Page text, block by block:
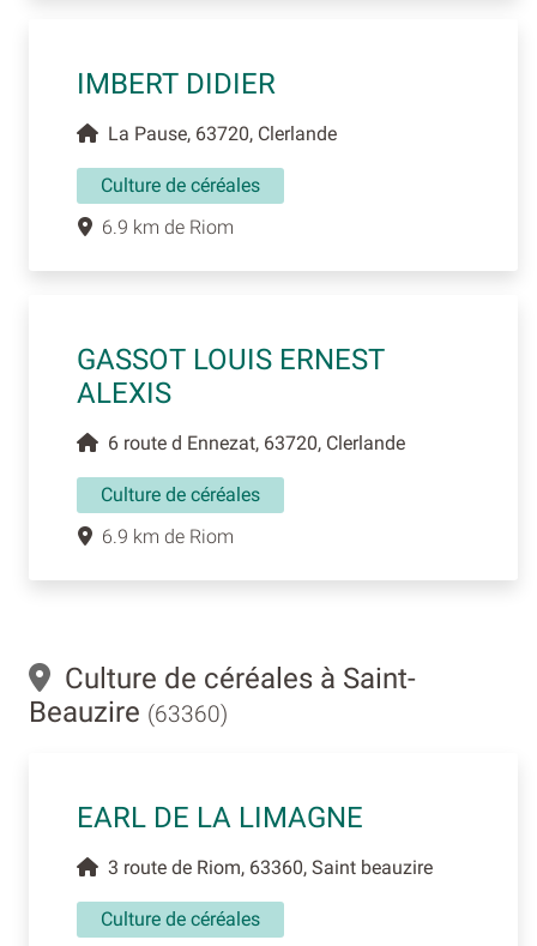
IMBERT DIDIER
La Pause, 63720, Clerlande
Culture de céréales
6.9 km de Riom
GASSOT LOUIS ERNEST
ALEXIS
6 route d Ennezat, 63720, Clerlande
Culture de céréales
6.9 km de Riom
Culture de céréales à Saint-
Beauzire (63360)
EARL DE LA LIMAGNE
3 route de Riom, 63360, Saint beauzire
Culture de céréales